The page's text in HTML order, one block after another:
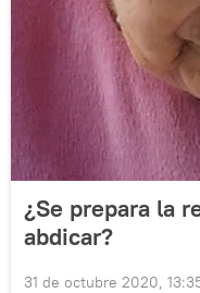
¿Se prepara la
abdicar?
31 de octubre 2020,